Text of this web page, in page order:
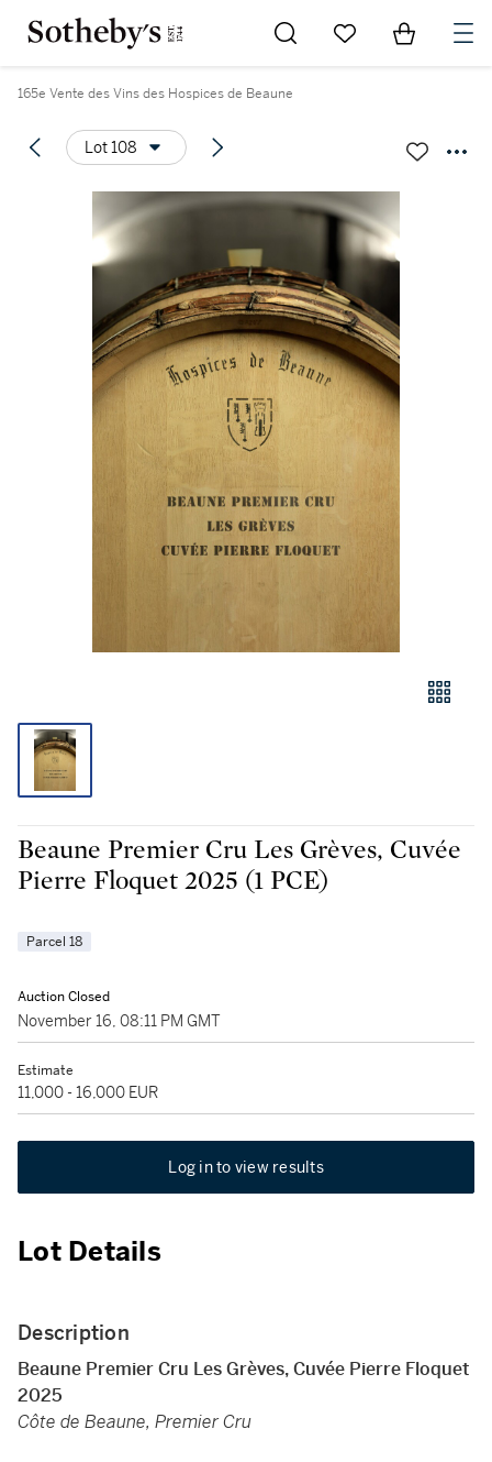
Go to My Favorites
Items in
165e Vente des Vins des Hospices de Beaune
Lot 108
Beaune Premier Cru Les Grèves, Cuvée
Pierre Floquet 2025 (1 PCE)
Parcel 18
Auction Closed
November 16, 08:11 PM GMT
Estimate
11,000 - 16,000 EUR
Log in to view results
Lot Details
Description
Beaune Premier Cru Les Grèves, Cuvée Pierre Floquet
2025
Côte de Beaune, Premier Cru